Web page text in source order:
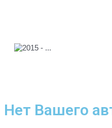
Нет Вашего